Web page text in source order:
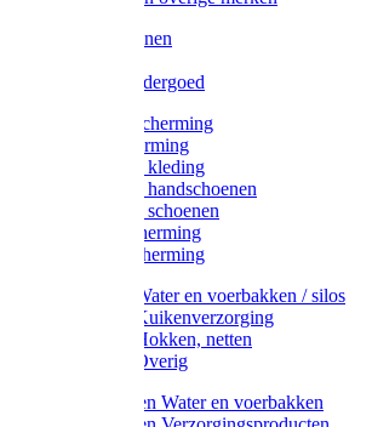
Handschoenen
Thermo ondergoed
Gehoorbescherming
Oogbescherming
Disposable kleding
Disposable handschoenen
Disposable schoenen
Mondbescherming
Hoofdbescherming
Pluimvee Water en voerbakken / silos
Pluimvee Kuikenverzorging
Pluimvee Hokken, netten
Pluimvee Overig
Knaagdieren Water en voerbakken